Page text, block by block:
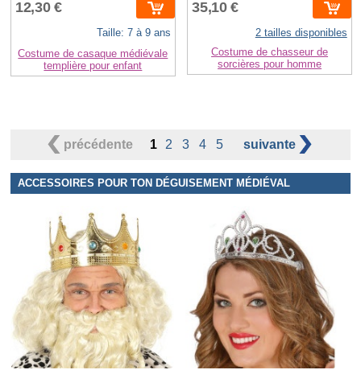
12,30 €
Taille: 7 à 9 ans
Costume de casaque médiévale
templière pour enfant
35,10 €
2 tailles disponibles
Costume de chasseur de
sorcières pour homme
précédente 1 2 3 4 5 suivante
ACCESSOIRES POUR TON DÉGUISEMENT MÉDIÉVAL